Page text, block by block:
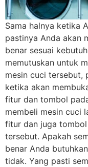
Sama halnya ketika
pastinya Anda akan
benar sesuai
memutuskan untuk
mesin cuci tersebut,
ketika akan
fitur dan tombol
membeli mesin cuci
fitur dan juga
tersebut. Apakah
benar Anda
tidak. Yang pasti